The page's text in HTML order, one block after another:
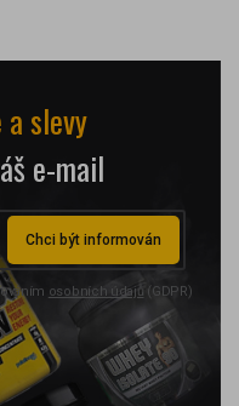
a slevy
e-mail
Chci být informován
osobních údajů (GDPR)